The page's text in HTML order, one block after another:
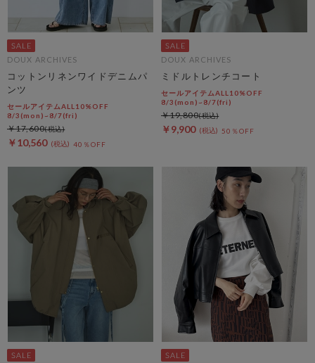
DOUX ARCHIVES
コットンリネンワイドデニムパ
ンツ
セールアイテムALL10%OFF
8/3(mon)~8/7(fri)
￥10,560 40％OFF
￥17,600
DOUX ARCHIVES
ミドルトレンチコート
セールアイテムALL10%OFF
8/3(mon)~8/7(fri)
￥9,900 50％OFF
￥19,800